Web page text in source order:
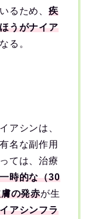
るため、 疾
うがナイア
る。
アシンは、
名な副作用
ては、治療
一時的な（30
の発赤が生
アシンフラ